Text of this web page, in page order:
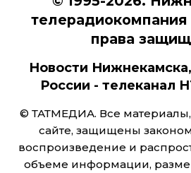
права
Новости
России -
© ТАТМЕДИА. Все
сайте, защищены
воспроизведение и
объеме информации,